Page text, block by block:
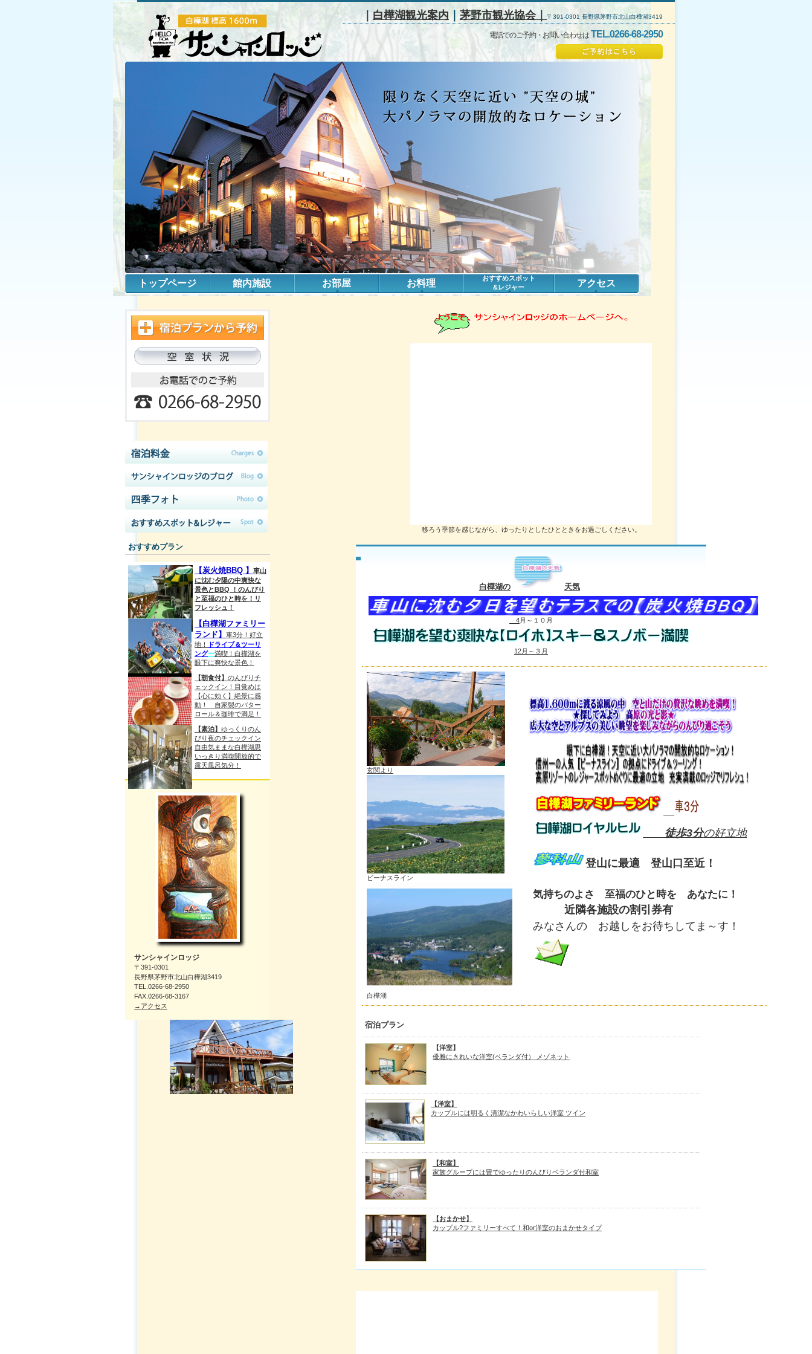
｜ 白樺湖観光案内 ｜ 茅野市観光協会｜ 〒391-0301 長野県茅野市北山白樺湖3419
電話でのご予約・お問い合わせは TEL.0266-68-2950
移ろう季節を感じながら、ゆったりとしたひとときをお過ごしください。
白樺湖の 天気
4月～１０月
12月～３月
玄関より
ビーナスライン
白樺湖
徒歩3分の好立地
登山に最適 登山口至近！
気持ちのよさ 至福のひと時を あなたに！
近隣各施設の割引券有
みなさんの お越しをお待ちしてま～す！
宿泊プラン
【洋室】
優雅にきれいな洋室(ベランダ付） メゾネット
【洋室】
カップルには明るく清潔なかわいらしい洋室 ツイン
【和室】
家族グループには畳でゆったりのんびりベランダ付和室
【おまかせ】
カップル?ファミリーすべて！和or洋室のおまかせタイプ
トップページ 館内施設 お部屋 お料理
おすすめスポット
&レジャー
アクセス
おすすめプラン
【炭火焼BBQ 】
車山
に沈む夕陽の中爽快な
景色とBBQ ！のんびり
と至福のひと時を！リ
フレッシュ！
【白樺湖ファミリー
ランド】
車3分！好立
地！
ドライブ＆ツーリ
ングー満喫！白樺湖を
眼下に爽快な景色！
【朝食付】 のんびりチ
ェックイン！目覚めは
【心に効く】絶景に感
動！ 自家製のバター
ロール＆珈琲で満足！
【素泊】 ゆっくりのん
びり夜のチェックイン
自由気ままな白樺湖思
いっきり満喫開放的で
露天風呂気分！
サンシャインロッジ
〒391-0301
長野県茅野市北山白樺湖3419
TEL.0266-68-2950
FAX.0266-68-3167
→アクセス